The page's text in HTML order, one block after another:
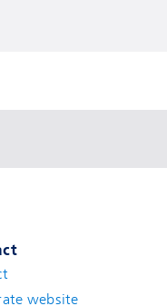
(new window)
website